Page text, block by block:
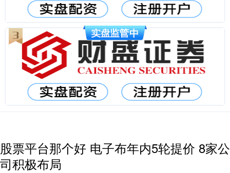
股票平台那个好 电子布年内5轮提价 8家公
司积极布局